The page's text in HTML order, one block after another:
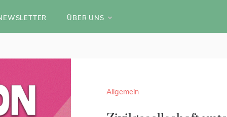
ÜBER UNS
Allgemein
25-jähriges Jubiläum